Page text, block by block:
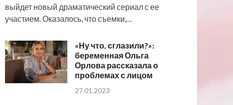
выйдет новый драматический сериал с ее
участием. Оказалось, что съемки,…
«Ну что, сглазили?»:
беременная Ольга
Орлова рассказала о
проблемах с лицом
27.01.2023